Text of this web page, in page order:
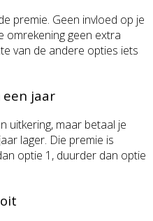
premie. Geen invloed op je
omrekening geen extra
van de andere opties iets
jaar
uitkering, maar betaal je
lager. Die premie is
optie 1, duurder dan optie